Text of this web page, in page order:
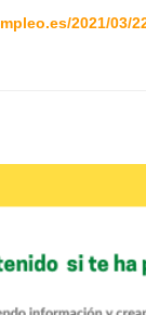
2021/03/